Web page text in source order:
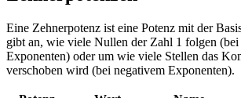
Eine Zehnerpotenz ist eine Potenz mit der
gibt an, wie viele Nullen der Zahl 1 folgen
Exponenten) oder um wie viele Stellen das
verschoben wird (bei negativem Exponenten).